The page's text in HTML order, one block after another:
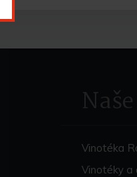
Vinotéka
Vinotéky a